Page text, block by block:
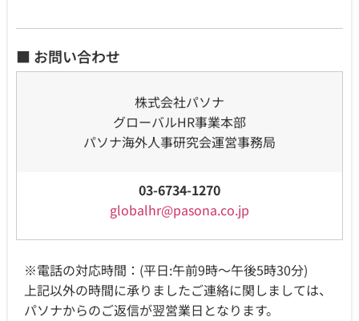
■ お問い合わせ
株式会社パソナ
グローバルHR事業本部
パソナ海外人事研究会運営事務局
03-6734-1270
globalhr@pasona.co.jp
※電話の対応時間：(平日:午前9時～午後5時30分)
上記以外の時間に承りましたご連絡に関しましては、
パソナからのご返信が翌営業日となります。